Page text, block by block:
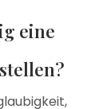
eine